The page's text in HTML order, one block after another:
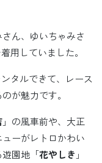
ん、ゆいちゃみさ
用していました。
タルできて、レース
が魅力です。
」の風車前や、大正
ーがレトロかわい
遊園地「花やしき 」